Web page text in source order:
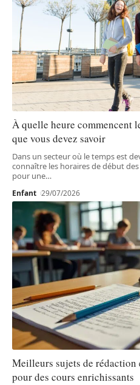
À quelle heure commencent
que vous devez savoir
Dans un secteur où le temps est
connaître les horaires de début
pour une…
Enfant 29/07/2026
Meilleurs sujets de rédaction
pour des cours enrichissants